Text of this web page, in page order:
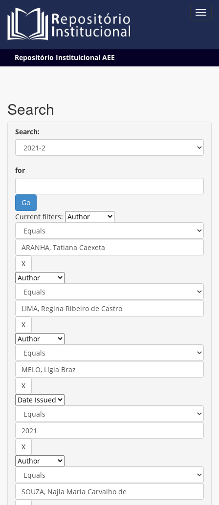
navigation
Repositório Instituicional AEE
Search
Search:
for
Current filters: